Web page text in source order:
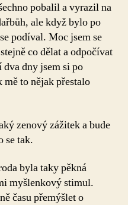
pobalil a vyrazil na
ale když bylo po
podíval. Moc jsem se
co dělat a odpočívat
dny jsem si po
mě to nějak přestalo
zenový zážitek a bude
se tak.
byla taky pěkná
myšlenkový stimul.
času přemýšlet o